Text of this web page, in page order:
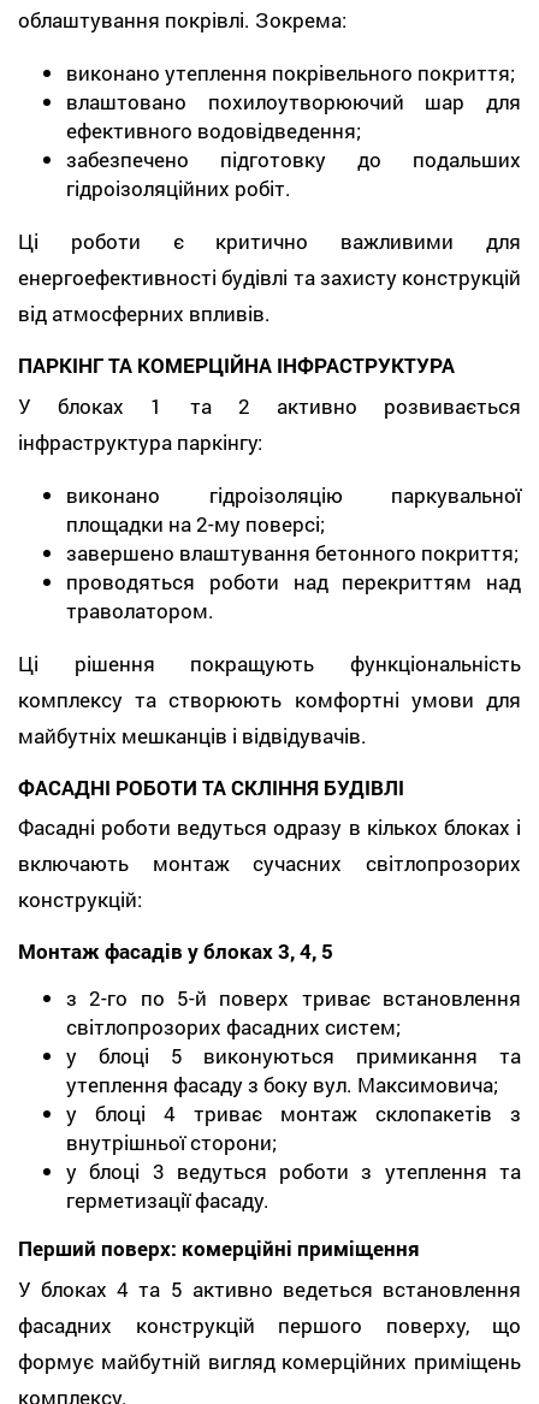
облаштування покрівлі. Зокрема:
виконано утеплення покрівельного покриття;
влаштовано похилоутворюючий шар для
ефективного водовідведення;
забезпечено підготовку до подальших
гідроізоляційних робіт.
Ці роботи є критично важливими для
енергоефективності будівлі та захисту конструкцій
від атмосферних впливів.
ПАРКІНГ ТА КОМЕРЦІЙНА ІНФРАСТРУКТУРА
У блоках 1 та 2 активно розвивається
інфраструктура паркінгу:
виконано гідроізоляцію паркувальної
площадки на 2-му поверсі;
завершено влаштування бетонного покриття;
проводяться роботи над перекриттям над
траволатором.
Ці рішення покращують функціональність
комплексу та створюють комфортні умови для
майбутніх мешканців і відвідувачів.
ФАСАДНІ РОБОТИ ТА СКЛІННЯ БУДІВЛІ
Фасадні роботи ведуться одразу в кількох блоках і
включають монтаж сучасних світлопрозорих
конструкцій:
Монтаж фасадів у блоках 3, 4, 5
з 2-го по 5-й поверх триває встановлення
світлопрозорих фасадних систем;
у блоці 5 виконуються примикання та
утеплення фасаду з боку вул. Максимовича;
у блоці 4 триває монтаж склопакетів з
внутрішньої сторони;
у блоці 3 ведуться роботи з утеплення та
герметизації фасаду.
Перший поверх: комерційні приміщення
У блоках 4 та 5 активно ведеться встановлення
фасадних конструкцій першого поверху, що
формує майбутній вигляд комерційних приміщень
комплексу.